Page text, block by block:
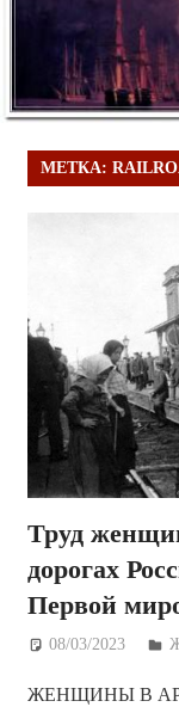
МЕТКА:
Труд
дорогах
Первой
08/03/2023
ЖЕНЩИНЫ В